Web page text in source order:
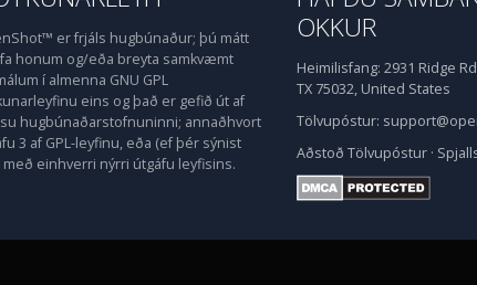
er frjáls hugbúnaður; þú mátt
honum og/eða breyta samkvæmt
í almenna GNU GPL
eins og það er gefið út af
hugbúnaðarstofnuninni; annaðhvort
3 af GPL-leyfinu, eða (ef þér sýnist
með einhverri nýrri útgáfu leyfisins.
OKKUR
Heimilisfang: 2931 Ridge
TX 75032, United States
Tölvupóstur:
Aðstoð Tölvupóstur ·